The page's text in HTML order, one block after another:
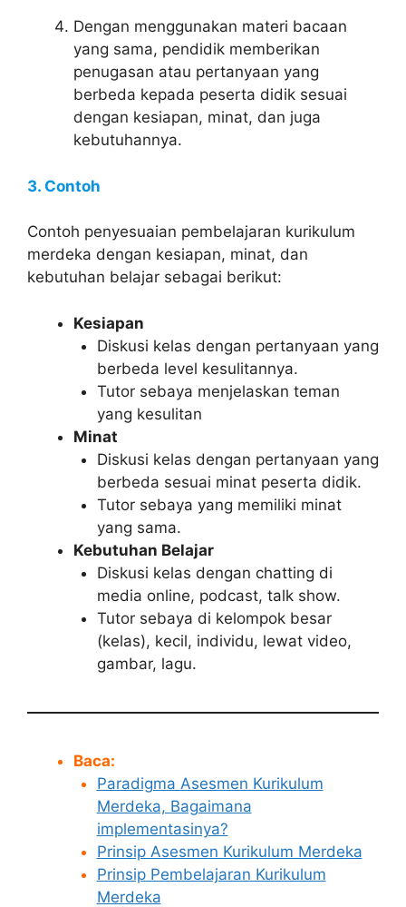
Dengan menggunakan materi bacaan
yang sama, pendidik memberikan
penugasan atau pertanyaan yang
berbeda kepada peserta didik sesuai
dengan kesiapan, minat, dan juga
kebutuhannya.
3. Contoh
Contoh penyesuaian pembelajaran kurikulum
merdeka dengan kesiapan, minat, dan
kebutuhan belajar sebagai berikut:
Kesiapan
Diskusi kelas dengan pertanyaan yang
berbeda level kesulitannya.
Tutor sebaya menjelaskan teman
yang kesulitan
Minat
Diskusi kelas dengan pertanyaan yang
berbeda sesuai minat peserta didik.
Tutor sebaya yang memiliki minat
yang sama.
Kebutuhan Belajar
Diskusi kelas dengan chatting di
media online, podcast, talk show.
Tutor sebaya di kelompok besar
(kelas), kecil, individu, lewat video,
gambar, lagu.
Baca:
Paradigma Asesmen Kurikulum
Merdeka, Bagaimana
implementasinya?
Prinsip Asesmen Kurikulum Merdeka
Prinsip Pembelajaran Kurikulum
Merdeka